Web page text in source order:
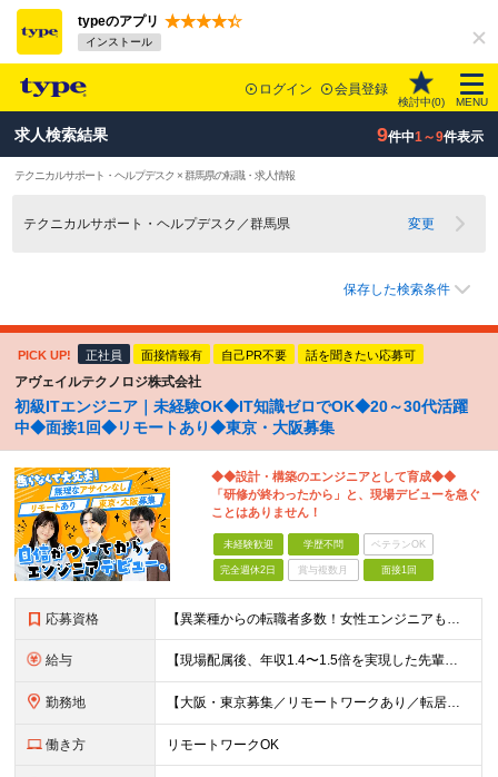
typeのアプリ
インストール
ログイン 会員登録
検討中(0) MENU
求人検索結果 9件中1～9件表示
テクニカルサポート・ヘルプデスク × 群馬県の転職・求人情報
テクニカルサポート・ヘルプデスク／群馬県 変更
保存した検索条件
PICK UP! 正社員 面接情報有 自己PR不要 話を聞きたい応募可
アヴェイルテクノロジ株式会社
初級ITエンジニア｜未経験OK◆IT知識ゼロでOK◆20～30代活躍
中◆面接1回◆リモートあり◆東京・大阪募集
◆◆設計・構築のエンジニアとして育成◆◆
「研修が終わったから」と、現場デビューを急ぐ
ことはありません！
未経験歓迎 学歴不問 ベテランOK
完全週休2日 賞与複数月 面接1回
応募資格 【異業種からの転職者多数！女性エンジニアも活躍中】 ◆学歴不問 ◆未経験OK ≪こんな方を歓迎しています≫ ◎未経験から成長できる環境で活躍したい方 ◎大学やスクールでIT系のスキルを学んだことのあ
給与 【現場配属後、年収1.4〜1.5倍を実現した先輩も！残業代全額支給】 ◆給与は経験やスキルに応じて決定します ◆年俸制250万円～350万円（1/12を月々支給） ≪年収UPの例≫ ◎飲食業からのキ
勤務地 【大阪・東京募集／リモートワークあり／転居を伴う転勤なし】 東京本社、大阪事務所、または東京23区内・関西（大阪・兵庫）の各クライアント先勤務 ◆入社後、約1年間はクライアント先ではなく 自社内（東
働き方 リモートワークOK